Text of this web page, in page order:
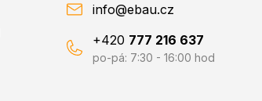
info@ebau.cz
+420 777 216 637
po-pá: 7:30 - 16:00 hod